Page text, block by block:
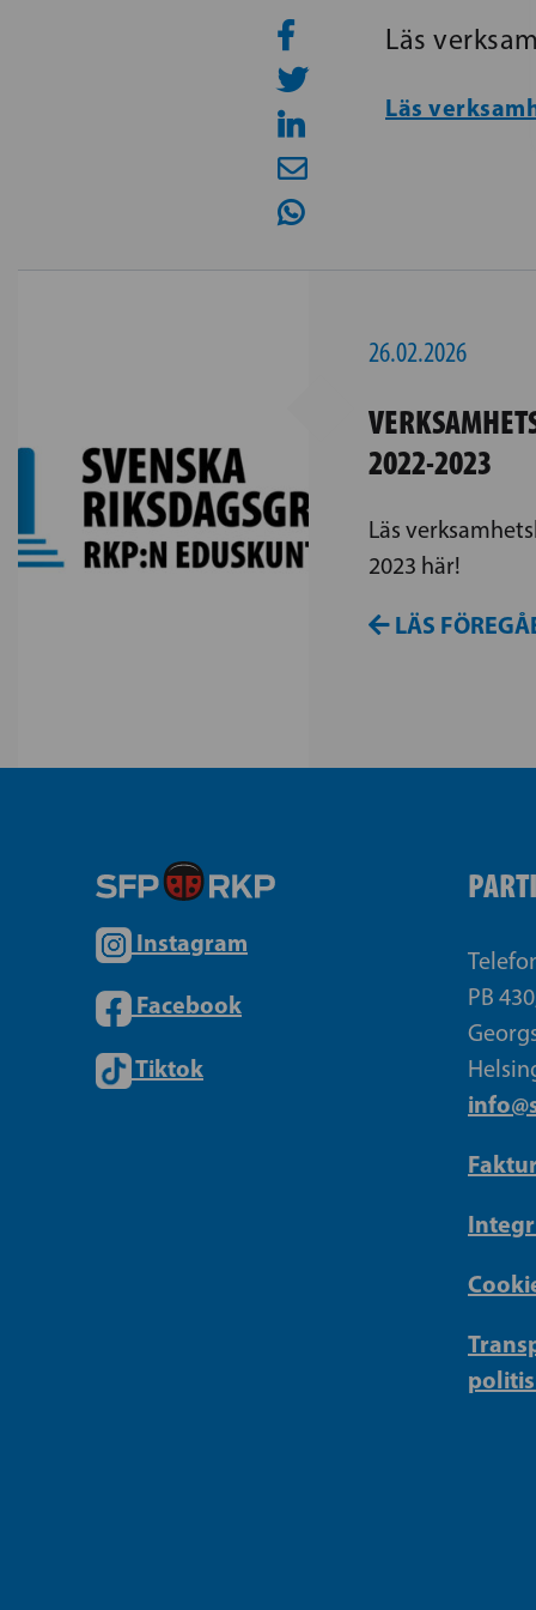
Läs
Läs
26.02.2026
2022-2023
Läs
2023 här!
LÄS
Instagram
Facebook
Tiktok
PB